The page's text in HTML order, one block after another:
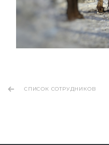
СПИСОК СОТРУДНИКОВ